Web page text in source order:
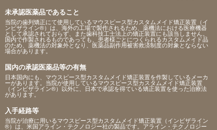
未承認医薬品であること
当院の歯列矯正にて使用しているマウスピース型カスタムメイド矯正装置（イ
ンビザライン®）は、海外の工場で製作されるため、薬機法における医療機器
として承認されておらず、また歯科技工士法上の矯正装置にも該当しません。
国内で作製されるものであっても、患者様ごとにつくられるカスタムメイド品
のため、薬機法の対象外となり、医薬品副作用被害救済制度の対象とならない
場合があります。
国内の承認医薬品等の有無
日本国内にも、マウスピース型カスタムメイド矯正装置を作製しているメーカ
ーがあります。当院が使用しているマウスピース型カスタムメイド矯正装置
（インビザライン®）以外に、日本で承認を得ている矯正装置を使った治療法
があります。
入手経路等
当院が治療に用いるマウスピース型カスタムメイド矯正装置（インビザライン
®）は、米国アライン・テクノロジー社の製品です。アライン・テクノロジー